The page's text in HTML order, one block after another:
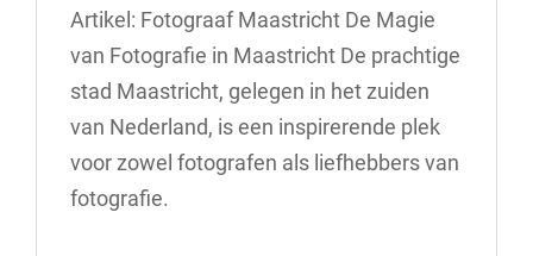
Artikel: Fotograaf Maastricht De Magie
van Fotografie in Maastricht De prachtige
stad Maastricht, gelegen in het zuiden
van Nederland, is een inspirerende plek
voor zowel fotografen als liefhebbers van
fotografie.